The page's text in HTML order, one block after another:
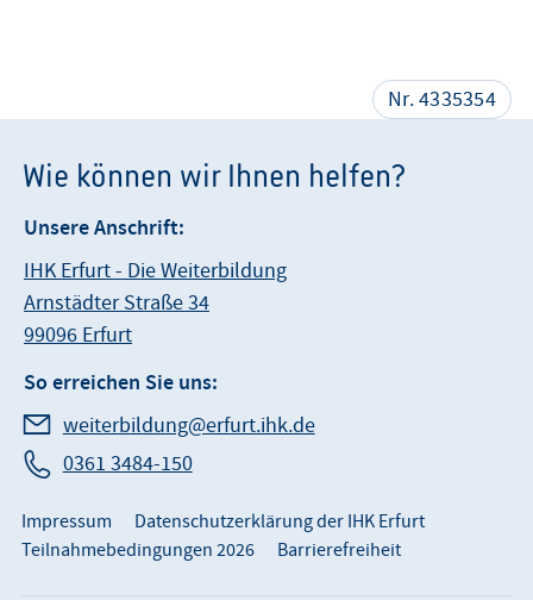
Nr. 4335354
Wie können wir Ihnen helfen?
Unsere Anschrift:
IHK Erfurt - Die Weiterbildung
Arnstädter Straße 34
99096 Erfurt
So erreichen Sie uns:
weiterbildung@erfurt.ihk.de
0361 3484-150
Impressum
Datenschutzerklärung der IHK Erfurt
Teilnahmebedingungen 2026
Barrierefreiheit